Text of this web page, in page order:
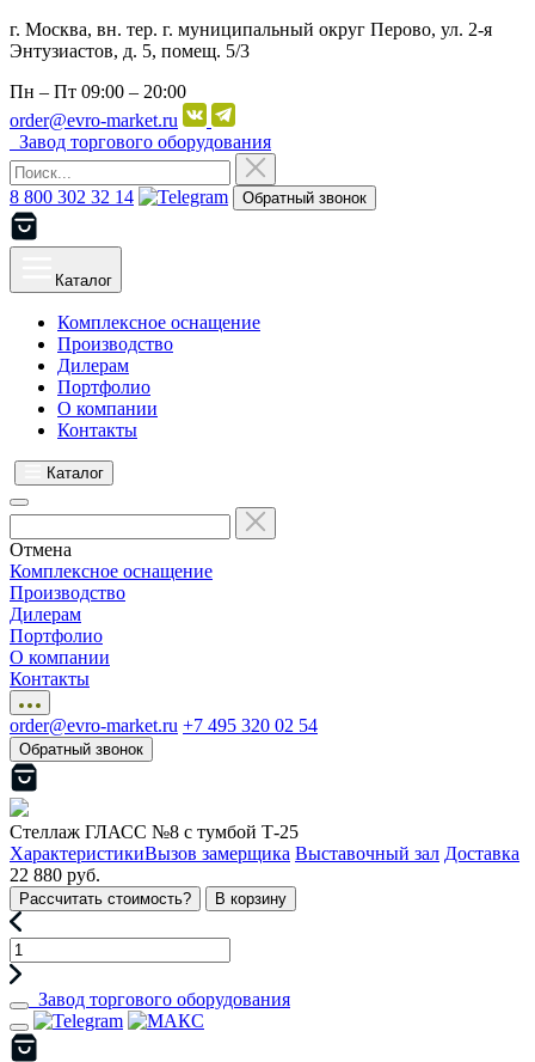
г. Москва, вн. тер. г. муниципальный округ Перово, ул. 2-я
Энтузиастов, д. 5, помещ. 5/3
Пн – Пт 09:00 – 20:00
order@evro-market.ru
Завод торгового оборудования
8 800 302 32 14 Обратный звонок
Каталог
Комплексное оснащение
Производство
Дилерам
Портфолио
О компании
Контакты
Каталог
Отмена
Комплексное оснащение
Производство
Дилерам
Портфолио
О компании
Контакты
order@evro-market.ru +7 495 320 02 54
Обратный звонок
Стеллаж ГЛАСС №8 с тумбой Т-25
ХарактеристикиВызов замерщика Выставочный зал Доставка
22 880 руб.
Рассчитать стоимость? В корзину
Завод торгового оборудования